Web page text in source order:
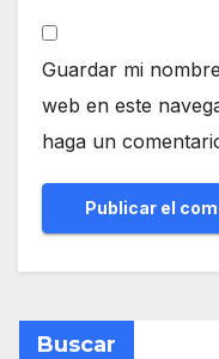
Guardar mi
web en este
haga un
Buscar